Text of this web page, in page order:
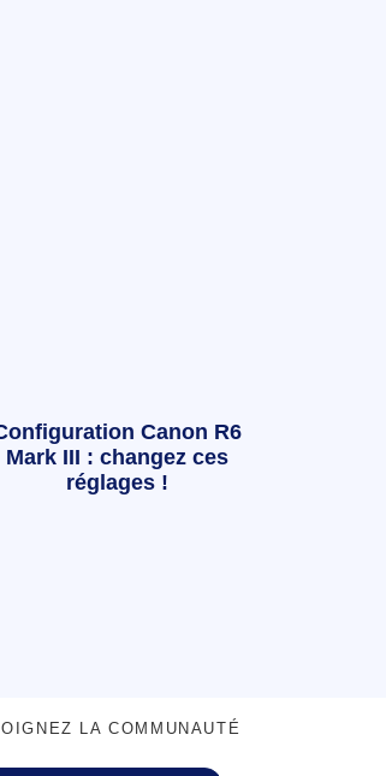
Canon R6
Mark III : changez ces
réglages !
LA COMMUNAUTÉ